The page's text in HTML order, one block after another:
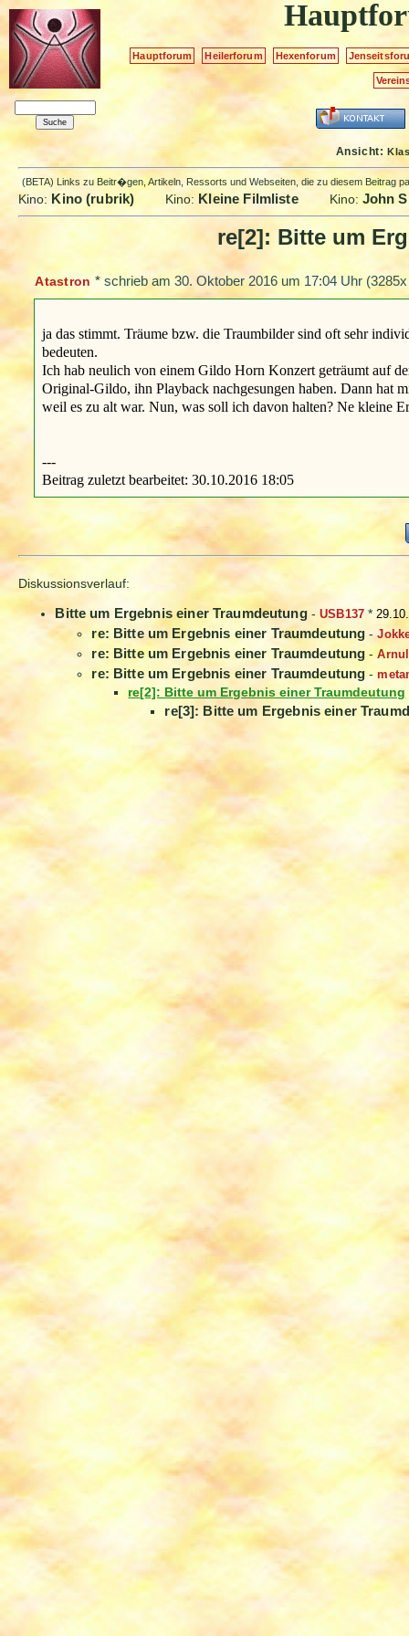
Hauptforum Heilerforum Hexenforum
Ansicht:
(BETA) Links zu Beitr�gen, Artikeln, Ressorts und Webseiten, die zu diesem Beitrag
Kino: Kino (rubrik) Kino: Kleine Filmliste Kino: John
re[2]: Bitte um
Atastron *schrieb am30. Oktober 2016 um 17:04 Uhr(3285x
ja das stimmt. Träume bzw. die Traumbilder sind oft sehr
bedeuten.
Ich hab neulich von einem Gildo Horn Konzert geträumt auf
Original-Gildo, ihn Playback nachgesungen haben. Dann hat
weil es zu alt war. Nun, was soll ich davon halten? Ne kleine
---
Beitrag zuletzt bearbeitet: 30.10.2016 18:05
Diskussionsverlauf:
Bitte um Ergebnis einer Traumdeutung- USB137 *
re: Bitte um Ergebnis einer Traumdeutung -
re: Bitte um Ergebnis einer Traumdeutung -
re: Bitte um Ergebnis einer Traumdeutung -
re[2]: Bitte um Ergebnis einer Traumdeutung
re[3]: Bitte um Ergebnis einer